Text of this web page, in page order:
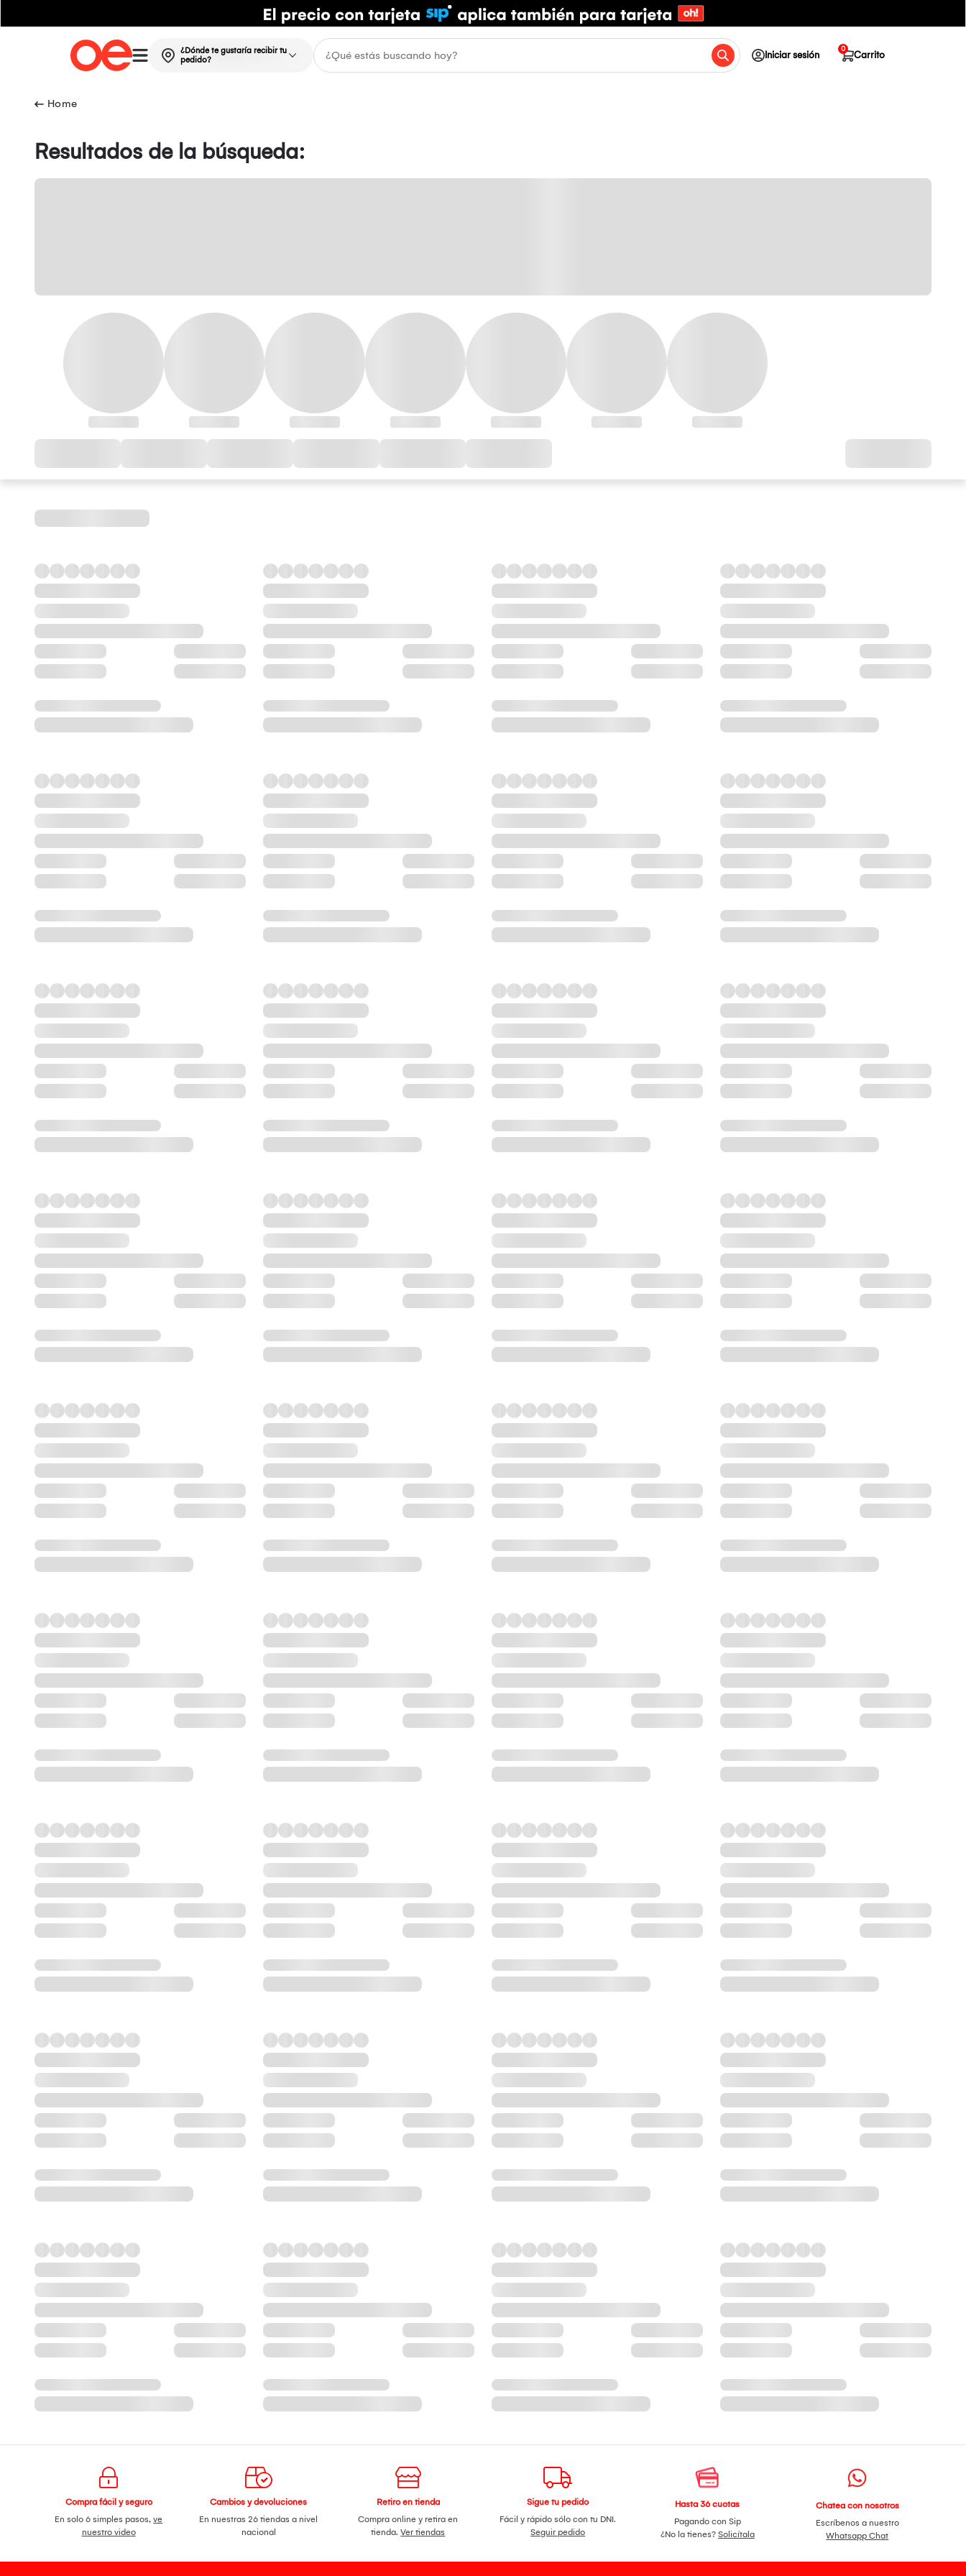
¿Dónde te gustaría recibir tu
pedido?
Iniciar sesión Carrito
0
Resultados de la búsqueda:
Compra fácil y seguro
En solo 6 simples pasos,ve
nuestro video
Cambios y devoluciones
En nuestras 26 tiendas a nivel
nacional
Retiro en tienda
Compra online y retira en
tienda.Ver tiendas
Sigue tu pedido
Fácil y rápido sólo con tu DNI.
Seguir pedido
Hasta 36 cuotas
Pagando con Sip
¿No la tienes? Solicítala
Chatea con nosotros
Escríbenos a nuestro
Whatsapp Chat